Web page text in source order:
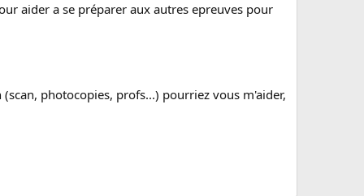
aider a se préparer aux autres epreuves pour
photocopies, profs...) pourriez vous m'aider,